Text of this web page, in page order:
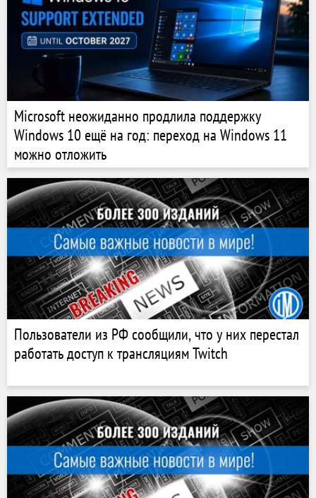
Microsoft неожиданно продлила поддержку
Windows 10 ещё на год: переход на Windows 11
можно отложить
Пользователи из РФ сообщили, что у них перестал
работать доступ к трансляциям Twitch